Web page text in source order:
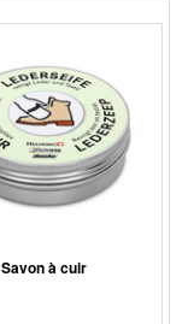
Savon à cuir